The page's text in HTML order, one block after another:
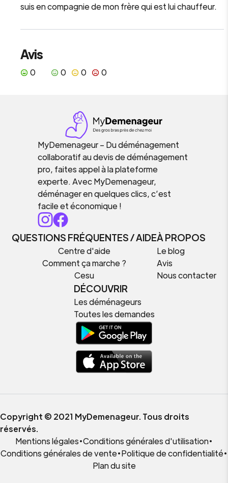
suis en compagnie de mon frère qui est lui chauffeur.
Avis
0 0 0 0
MyDemenageur – Du déménagement
collaboratif au devis de déménagement
pro, faites appel à la plateforme
experte. Avec MyDemenageur,
déménager en quelques clics, c’est
facile et économique !
QUESTIONS FRÉQUENTES / AIDE
Centre d'aide
Comment ça marche ?
Cesu
À PROPOS
Le blog
Avis
Nous contacter
DÉCOUVRIR
Les déménageurs
Toutes les demandes
Copyright © 2021 MyDemenageur. Tous droits
réservés.
Mentions légales•Conditions générales d'utilisation•
Conditions générales de vente•Politique de confidentialité•
Plan du site